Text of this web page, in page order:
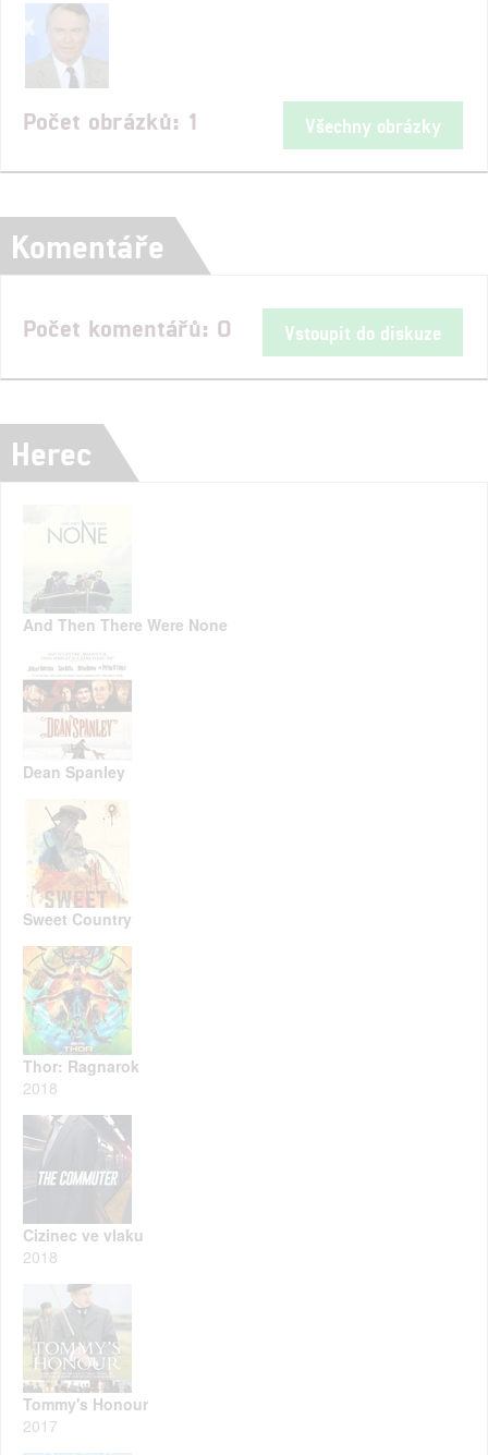
Počet obrázků: 1 Všechny obrázky
Komentáře
Počet komentářů: 0 Vstoupit do diskuze
Herec
And Then There Were None
Dean Spanley
Sweet Country
Thor: Ragnarok
2018
Cizinec ve vlaku
2018
Tommy's Honour
2017